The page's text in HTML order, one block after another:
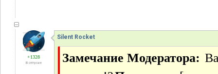
+1328
В отпуске
Silent Rocket
Замечание Модератора: